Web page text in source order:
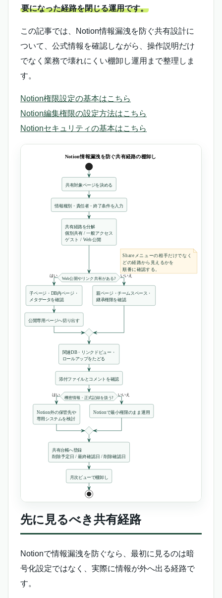
要になった経路を閉じる運用です。
この記事では、Notion情報漏洩を防ぐ共有設計に
ついて、公式情報を確認しながら、操作説明だけ
でなく業務で壊れにくい棚卸し運用まで整理しま
す。
Notion権限設定の基本はこちら
Notion編集権限の設定方法はこちら
Notionセキュリティの基本はこちら
先に見るべき共有経路
Notionで情報漏洩を防ぐなら、最初に見るのは暗
号化設定ではなく、実際に情報が外へ出る経路で
す。